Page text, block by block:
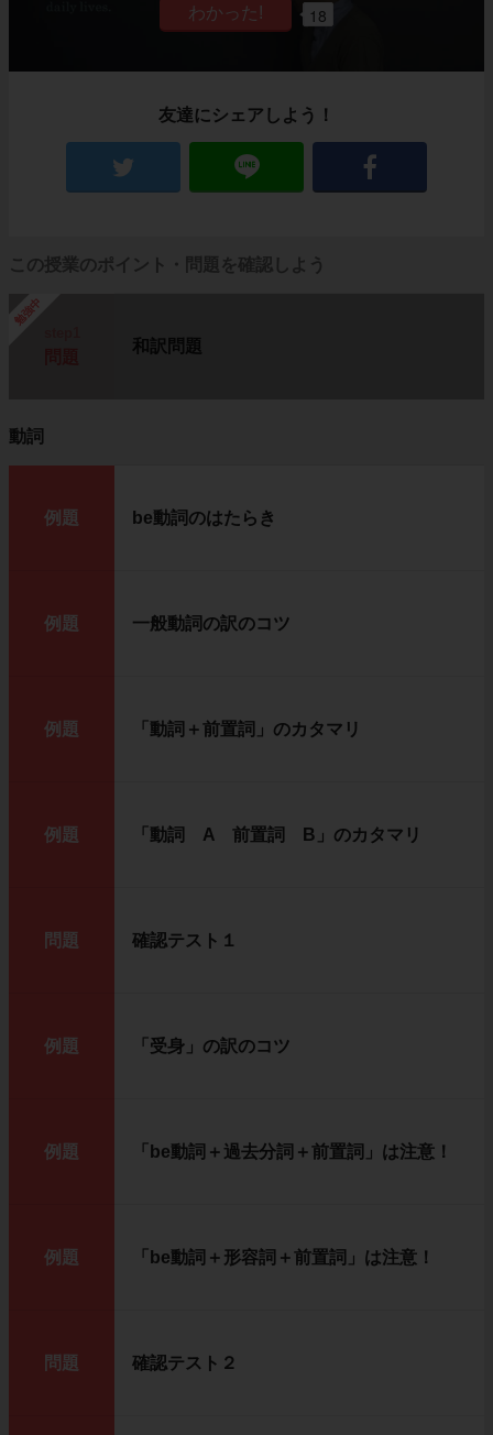
18
友達にシェアしよう！
この授業のポイント・問題を確認しよう
勉強中
和訳問題
動詞
例題 be動詞のはたらき
例題 一般動詞の訳のコツ
例題 「動詞＋前置詞」のカタマリ
例題 「動詞 A 前置詞 B」のカタマリ
問題 確認テスト１
例題 「受身」の訳のコツ
例題 「be動詞＋過去分詞＋前置詞」は注意！
例題 「be動詞＋形容詞＋前置詞」は注意！
問題 確認テスト２